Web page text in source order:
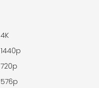
4K
1440p
720p
576p